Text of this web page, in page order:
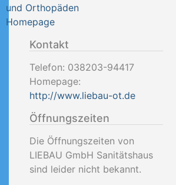
und Orthopäden
Homepage
Kontakt
Telefon: 038203-94417
Homepage:
http://www.liebau-ot.de
Öffnungszeiten
Die Öffnungszeiten von
LIEBAU GmbH Sanitätshaus
sind leider nicht bekannt.